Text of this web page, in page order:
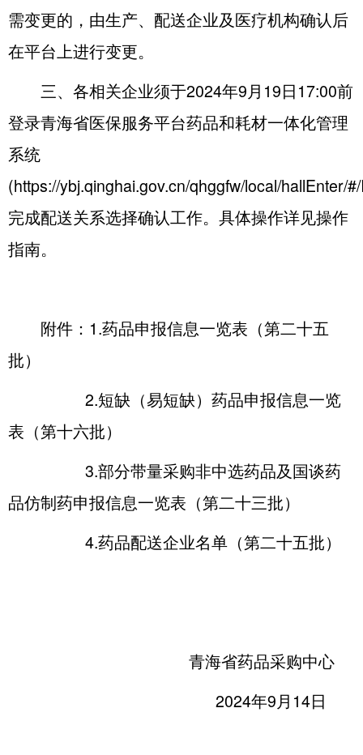
需变更的，由生产、配送企业及医疗机构确认后
在平台上进行变更。
三、各相关企业须于2024年9月19日17:00前
登录青海省医保服务平台药品和耗材一体化管理
系统
(https://ybj.qinghai.gov.cn/qhggfw/local/hallEnter/
完成配送关系选择确认工作。具体操作详见操作
指南。
附件： 1.药品申报信息一览表（第二十五
批）
2.短缺（易短缺）药品申报信息一览
表（第十六批）
3.部分带量采购非中选药品及国谈药
品仿制药申报信息一览表（第二十三批）
4.药品配送企业名单（第二十五批）
青海省药品采购中心
2024年9月14日